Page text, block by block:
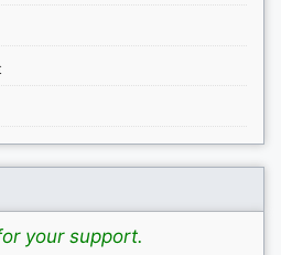
your support.